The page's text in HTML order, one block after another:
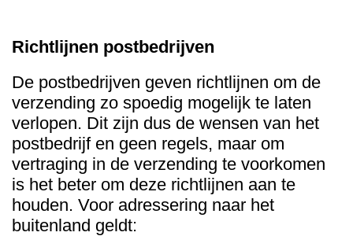
Richtlijnen postbedrijven
De postbedrijven geven richtlijnen om de
verzending zo spoedig mogelijk te laten
verlopen. Dit zijn dus de wensen van het
postbedrijf en geen regels, maar om
vertraging in de verzending te voorkomen
is het beter om deze richtlijnen aan te
houden. Voor adressering naar het
buitenland geldt: